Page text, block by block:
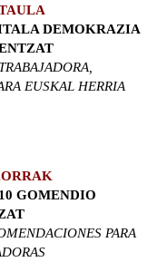
DEMOKRAZIA
EUSKAL HERRIA
GOMENDIO
PARA